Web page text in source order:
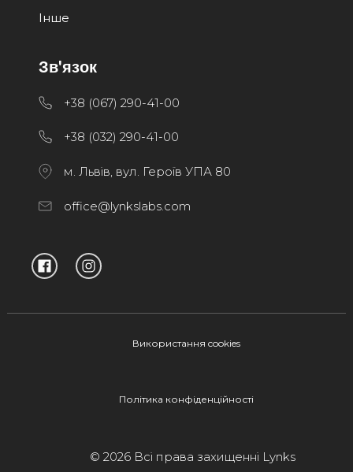
Інше
Зв'язок
+38 (067) 290-41-00
+38 (032) 290-41-00
м. Львів, вул. Героїв УПА 80
office@lynkslabs.com
© 2026 Всі права захищенні Lynks
Використання cookies
Політика конфіденційності